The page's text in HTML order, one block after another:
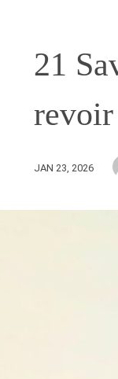
21
revoir
JAN 23, 2026